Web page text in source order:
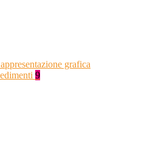
grafica
9